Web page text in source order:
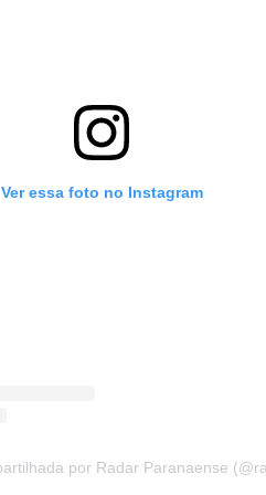
Ver essa foto no Instagram